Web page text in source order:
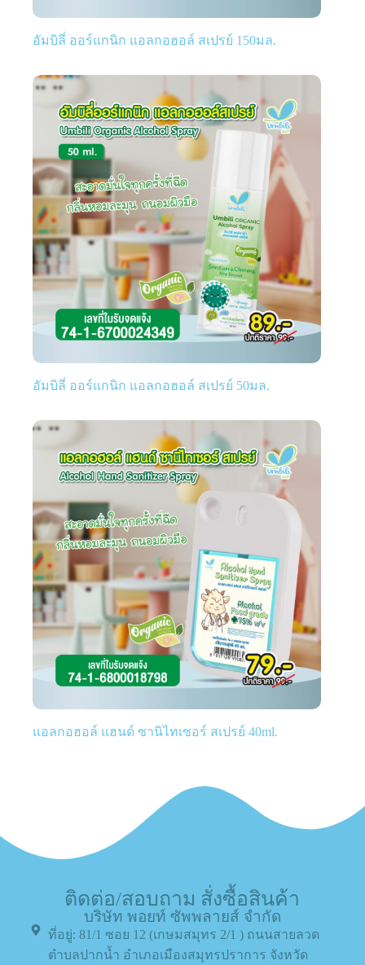
อัมบิลี่ ออร์แกนิก แอลกอฮอล์ สเปรย์ 150มล.
อัมบิลี่ ออร์แกนิก แอลกอฮอล์ สเปรย์ 50มล.
แอลกอฮอล์ แฮนด์ ซานิไทเซอร์ สเปรย์ 40ml.
ติดต่อ/สอบถาม สั่งซื้อสินค้า
บริษัท พอยท์ ซัพพลายส์ จำกัด
ที่อยู่: 81/1 ซอย 12 (เกษมสมุทร 2/1 ) ถนนสายลวด
ตำบลปากน้ำ อำเภอเมืองสมุทรปราการ จังหวัด